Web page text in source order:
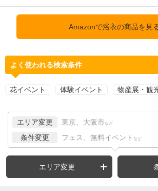
Amazonで浴衣の商品を見
よく使われる検索条件
花イベント 体験イベント 物産展・観
エリア変更 東京、大阪市 など
条件変更 フェス、無料イベント など
エリア変更